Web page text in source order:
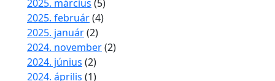
2025. március (5)
2025. február(4)
2025. január(2)
2024. november(2)
2024. június (2)
2024. április (1)